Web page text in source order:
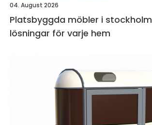
04. August 2026
Platsbyggda möbler i stockholm smarta
lösningar för varje hem